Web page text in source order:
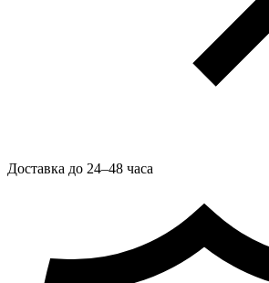
Доставка до 24–48 часа